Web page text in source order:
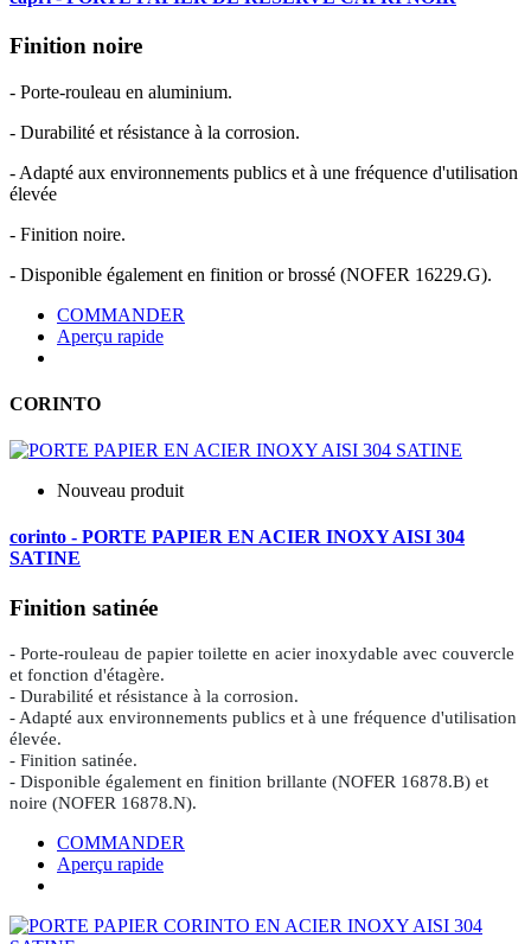
Finition noire
- Porte-rouleau en aluminium.
- Durabilité et résistance à la corrosion.
- Adapté aux environnements publics et à une fréquence d'utilisation
élevée
- Finition noire.
- Disponible également en finition or brossé (NOFER 16229.G).
COMMANDER
Aperçu rapide
CORINTO
Nouveau produit
corinto - PORTE PAPIER EN ACIER INOXY AISI 304
SATINE
Finition satinée
- Porte-rouleau de papier toilette en acier inoxydable avec couvercle
et fonction d'étagère.
- Durabilité et résistance à la corrosion.
- Adapté aux environnements publics et à une fréquence d'utilisation
élevée.
- Finition satinée.
- Disponible également en finition brillante (NOFER 16878.B) et
noire (NOFER 16878.N).
COMMANDER
Aperçu rapide